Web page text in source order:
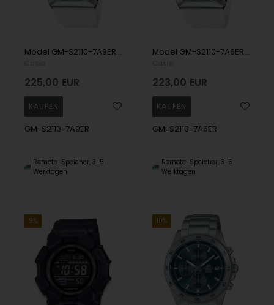
Model GM-S2110-7A9ER Casio G-Shock Mini Opsummering Quatz multifunktion Herren uhr
225,00 EUR
GM-S2110-7A9ER
Remote-Speicher, 3-5
Werktagen
Model GM-S2110-7A6ER Casio G-Shock Mini Opsummering Quartz multifunktion Herren uhr
223,00 EUR
GM-S2110-7A6ER
Remote-Speicher, 3-5
Werktagen
9% 10%